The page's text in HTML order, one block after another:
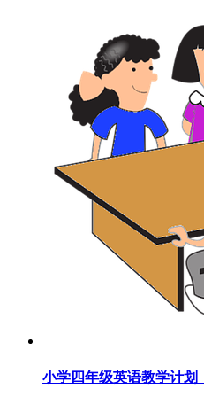
小学四年级英语教学计划